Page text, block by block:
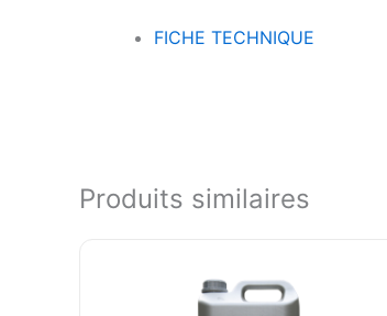
FICHE TECHNIQUE
Produits similaires